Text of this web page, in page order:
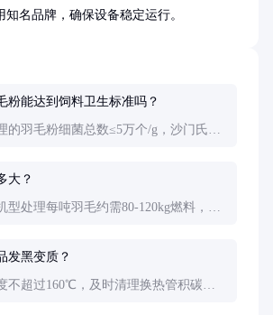
名品牌，确保设备稳定运行。
粉能达到饲料卫生标准吗？
的羽毛粉细菌总数≤5万个/g，沙门氏菌
大？
型处理每吨羽毛约需80-120kg燃料，电
发黑变质？
不超过160℃，及时清理换热管积碳，